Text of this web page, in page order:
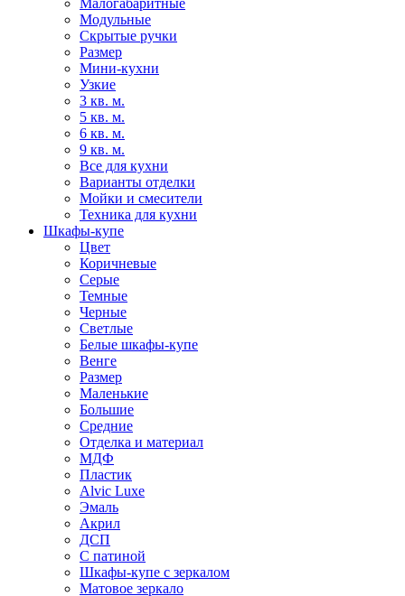
Малогабаритные
Модульные
Скрытые ручки
Размер
Мини-кухни
Узкие
3 кв. м.
5 кв. м.
6 кв. м.
9 кв. м.
Все для кухни
Варианты отделки
Мойки и смесители
Техника для кухни
Шкафы-купе
Цвет
Коричневые
Серые
Темные
Черные
Светлые
Белые шкафы-купе
Венге
Размер
Маленькие
Большие
Средние
Отделка и материал
МДФ
Пластик
Alvic Luxe
Эмаль
Акрил
ДСП
С патиной
Шкафы-купе с зеркалом
Матовое зеркало